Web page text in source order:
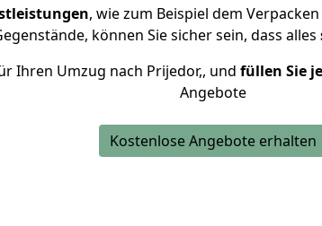
, wie zum Beispiel dem
können Sie sicher sein, dass alles
Ihren Umzug nach Prijedor,, und füllen Sie
Angebote
Kostenlose Angebote erhalten